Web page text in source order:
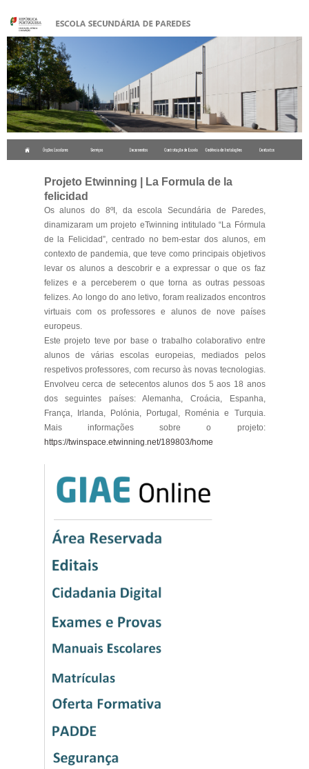
Projeto Etwinning | La Formula de la
felicidad
Os alunos do 8ºI, da escola Secundária de Paredes,
dinamizaram um projeto eTwinning intitulado “La Fórmula
de la Felicidad”, centrado no bem-estar dos alunos, em
contexto de pandemia, que teve como principais objetivos
levar os alunos a descobrir e a expressar o que os faz
felizes e a perceberem o que torna as outras pessoas
felizes. Ao longo do ano letivo, foram realizados encontros
virtuais com os professores e alunos de nove países
europeus.
Este projeto teve por base o trabalho colaborativo entre
alunos de várias escolas europeias, mediados pelos
respetivos professores, com recurso às novas tecnologias.
Envolveu cerca de setecentos alunos dos 5 aos 18 anos
dos seguintes países: Alemanha, Croácia, Espanha,
França, Irlanda, Polónia, Portugal, Roménia e Turquia.
Mais informações sobre o projeto:
https://twinspace.etwinning.net/189803/home